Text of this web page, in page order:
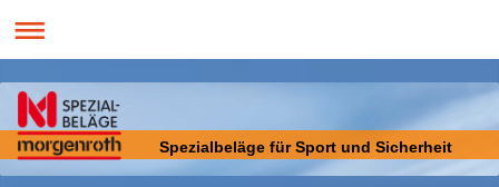
Spezialbeläge für Sport und Sicherheit